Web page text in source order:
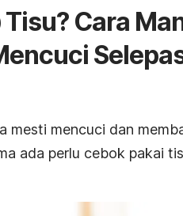
Cara
mesti mencuci dan
ada perlu cebok pakai